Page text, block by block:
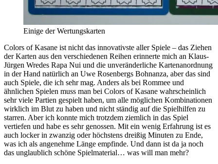
Einige der Wertungskarten
Colors of Kasane ist nicht das innovativste aller Spiele – das Ziehen
der Karten aus den verschiedenen Reihen erinnerte mich an Klaus-
Jürgen Wredes Rapa Nui und die unveränderliche Kartenanordnung
in der Hand natürlich an Uwe Rosenbergs Bohnanza, aber das sind
auch Spiele, die ich sehr mag. Anders als bei Rommee und
ähnlichen Spielen muss man bei Colors of Kasane wahrscheinlich
sehr viele Partien gespielt haben, um alle möglichen Kombinationen
wirklich im Blut zu haben und nicht ständig auf die Spielhilfen zu
starren. Aber ich konnte mich trotzdem ziemlich in das Spiel
vertiefen und habe es sehr genossen. Mit ein wenig Erfahrung ist es
auch locker in zwanzig oder höchstens dreißig Minuten zu Ende,
was ich als angenehme Länge empfinde. Und dann ist da ja noch
das unglaublich schöne Spielmaterial… was will man mehr?